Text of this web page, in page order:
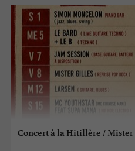
Concert à la Hitillère /